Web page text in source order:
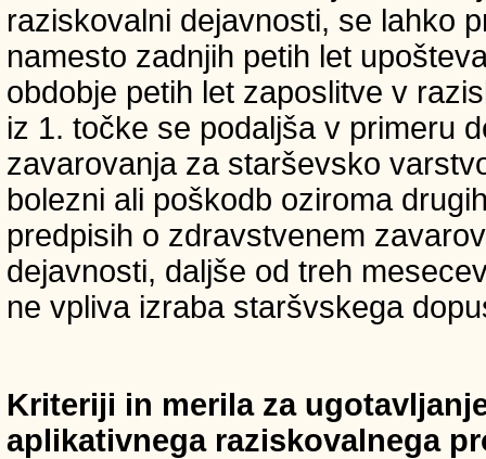
raziskovalni dejavnosti, se lahko
namesto zadnjih petih let
obdobje petih let zaposlitve v
iz 1. točke se podaljša v primeru
zavarovanja za starševsko
bolezni ali poškodb oziroma
predpisih o zdravstvenem
dejavnosti, daljše od treh
ne vpliva izraba staršvskega
Kriteriji in merila za
aplikativnega raziskovalnega